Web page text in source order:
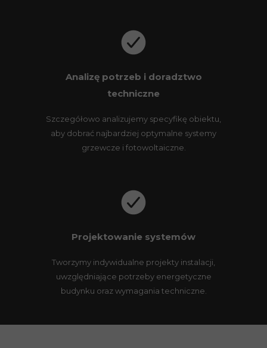
Projektowanie systemów
Tworzymy indywidualne projekty instalacji,
uwzględniające potrzeby energetyczne
budynku oraz wymagania techniczne.
Analizę potrzeb i doradztwo
techniczne
Szczegółowo analizujemy specyfikę obiektu,
aby dobrać najbardziej optymalne systemy
grzewcze i fotowoltaiczne.